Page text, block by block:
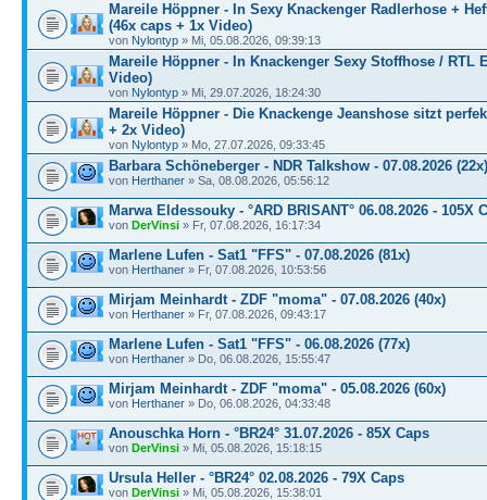
Mareile Höppner - In Sexy Knackenger Radlerhose +
(46x caps + 1x Video)
von Nylontyp » Mi, 05.08.2026, 09:39:13
Mareile Höppner - In Knackenger Sexy Stoffhose / RTL
Video)
von Nylontyp » Mi, 29.07.2026, 18:24:30
Mareile Höppner - Die Knackenge Jeanshose sitzt
+ 2x Video)
von Nylontyp » Mo, 27.07.2026, 09:33:45
Barbara Schöneberger - NDR Talkshow - 07.08.2026 (22x)
von Herthaner » Sa, 08.08.2026, 05:56:12
Marwa Eldessouky - °ARD BRISANT° 06.08.2026 - 105X
von DerVinsi » Fr, 07.08.2026, 16:17:34
Marlene Lufen - Sat1 "FFS" - 07.08.2026 (81x)
von Herthaner » Fr, 07.08.2026, 10:53:56
Mirjam Meinhardt - ZDF "moma" - 07.08.2026 (40x)
von Herthaner » Fr, 07.08.2026, 09:43:17
Marlene Lufen - Sat1 "FFS" - 06.08.2026 (77x)
von Herthaner » Do, 06.08.2026, 15:55:47
Mirjam Meinhardt - ZDF "moma" - 05.08.2026 (60x)
von Herthaner » Do, 06.08.2026, 04:33:48
Anouschka Horn - °BR24° 31.07.2026 - 85X Caps
von DerVinsi » Mi, 05.08.2026, 15:18:15
Ursula Heller - °BR24° 02.08.2026 - 79X Caps
von DerVinsi » Mi, 05.08.2026, 15:38:01